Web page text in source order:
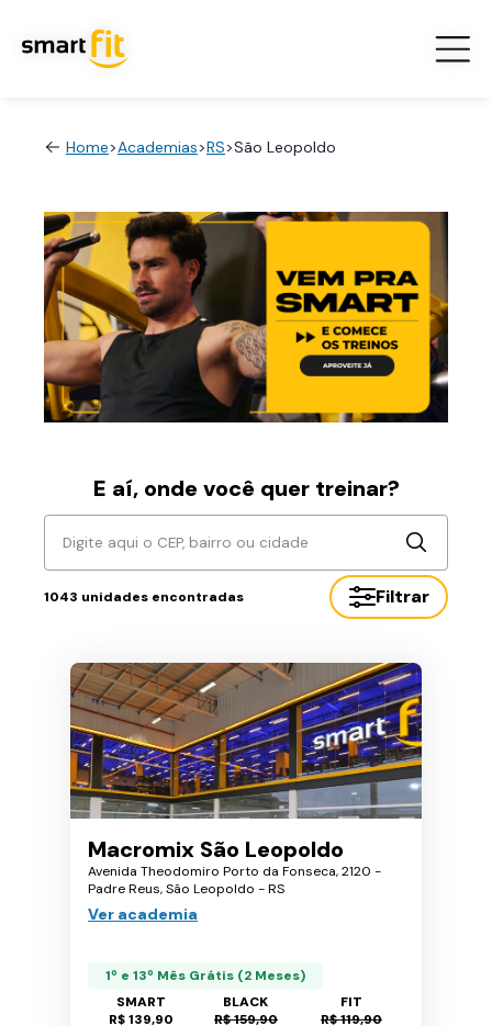
Home>Academias>RS>São Leopoldo
E aí, onde você quer treinar?
Digite aqui o CEP, bairro ou cidade
1043 unidades encontradas Filtrar
Macromix São Leopoldo
Avenida Theodomiro Porto da Fonseca, 2120 -
Padre Reus, São Leopoldo - RS
Ver academia
1º e 13º Mês Grátis (2 Meses)
SMART
R$ 139,90
BLACK
R$ 159,90
FIT
R$ 119,90